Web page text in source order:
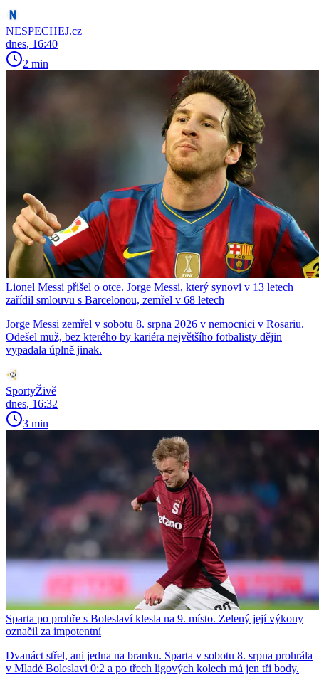
NESPECHEJ.cz
dnes, 16:40
2 min
Lionel Messi přišel o otce. Jorge Messi, který synovi v 13 letech
zařídil smlouvu s Barcelonou, zemřel v 68 letech
Jorge Messi zemřel v sobotu 8. srpna 2026 v nemocnici v Rosariu.
Odešel muž, bez kterého by kariéra největšího fotbalisty dějin
vypadala úplně jinak.
SportyŽivě
dnes, 16:32
3 min
Sparta po prohře s Boleslaví klesla na 9. místo. Zelený její výkony
označil za impotentní
Dvanáct střel, ani jedna na branku. Sparta v sobotu 8. srpna prohrála
v Mladé Boleslavi 0:2 a po třech ligových kolech má jen tři body.